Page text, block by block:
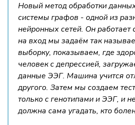
Новый метод обработки
системы графов - одной из
нейронных сетей. Он
на вход мы задаём так
выборку, показываем, где
человек с депрессией,
данные ЭЭГ. Машина учится
другого. Затем мы создаем
только с генотипами и ЭЭГ, и
должна сама угадать, кто